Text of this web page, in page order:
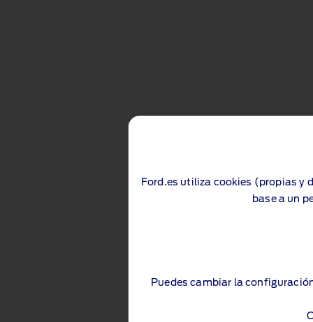
Ford.es utiliza cookies (propias y
base a un
Puedes cambiar la